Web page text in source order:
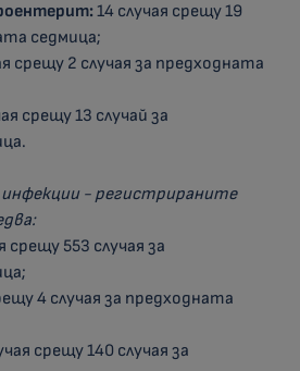
14 случая срещу 19
седмица;
срещу 2 случая за предходната
срещу 13 случай за
- регистрираните
срещу 553 случая за
4 случая за предходната
срещу 140 случая за